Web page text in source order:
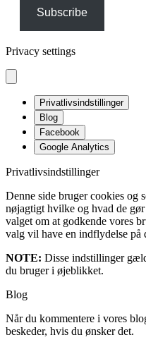
Subscribe
Privacy settings
Privatlivsindstillinger
Blog
Facebook
Google Analytics
Privatlivsindstillinger
Denne side bruger cookies og
nøjagtigt hvilke og hvad de
valget om at godkende vores
valg vil have en indflydelse på
NOTE: Disse indstillinger
du bruger i øjeblikket.
Blog
Når du kommentere i vores
beskeder, hvis du ønsker det.